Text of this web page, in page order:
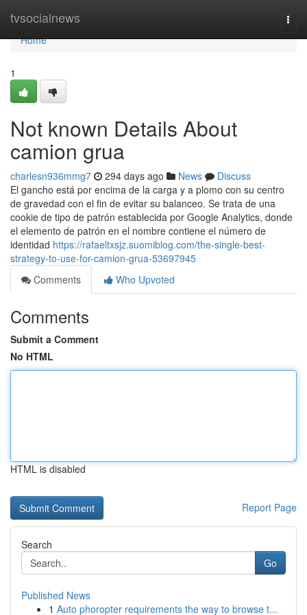
tvsocialnews
Home
Home
1
Not known Details About
camion grua
charlesn936mmg7 294 days ago News
Discuss
El gancho está por encima de la carga y a plomo con su centro
de gravedad con el fin de evitar su balanceo. Se trata de una
cookie de tipo de patrón establecida por Google Analytics, donde
el elemento de patrón en el nombre contiene el número de
identidad https://rafaeltxsjz.suomiblog.com/the-single-best-
strategy-to-use-for-camion-grua-53697945
Comments
Who Upvoted
Comments
Submit a Comment
No HTML
HTML is disabled
Report Page
Search
Go
Published News
1 Auto phoropter requirements the way to browse t...